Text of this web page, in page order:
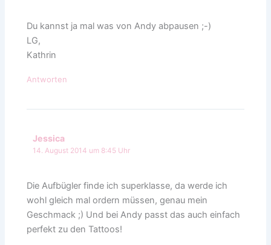
Du kannst ja mal was von Andy abpausen ;-)
LG,
Kathrin
Antworten
Jessica
14. August 2014 um 8:45 Uhr
Die Aufbügler finde ich superklasse, da werde ich
wohl gleich mal ordern müssen, genau mein
Geschmack ;) Und bei Andy passt das auch einfach
perfekt zu den Tattoos!